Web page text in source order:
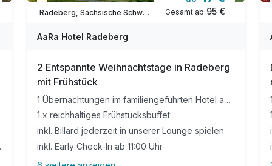
Saisonal verfügbar
Radeberg, Sächsische Schweiz / Elbsandsteingebirge
Gesamt ab 95 €
AaRa Hotel Radeberg
2 Entspannte Weihnachtstage in Radeberg
mit Frühstück
1 Übernachtungen im familiengeführten Hotel an der Dresdner Heide
1 x reichhaltiges Frühstücksbuffet
inkl. Billard jederzeit in unserer Lounge spielen
inkl. Early Check-In ab 11:00 Uhr